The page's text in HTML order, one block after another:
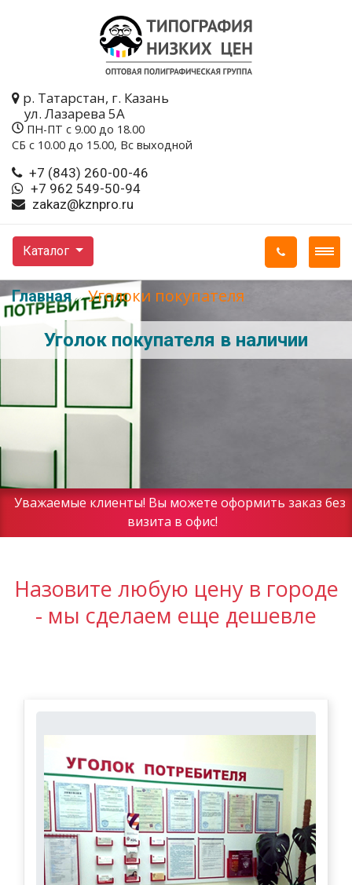
р. Татарстан, г. Казань
ул. Лазарева 5A
ПН-ПТ с 9.00 до 18.00
СБ с 10.00 до 15.00, Вс выходной
+7 (843) 260-00-46
+7 962 549-50-94
zakaz@kznpro.ru
Каталог
Главная Уголоки покупателя
Уголок покупателя в наличии
Уважаемые клиенты! Вы можете оформить заказ без
визита в офис!
Назовите любую цену в городе
- мы сделаем еще дешевле